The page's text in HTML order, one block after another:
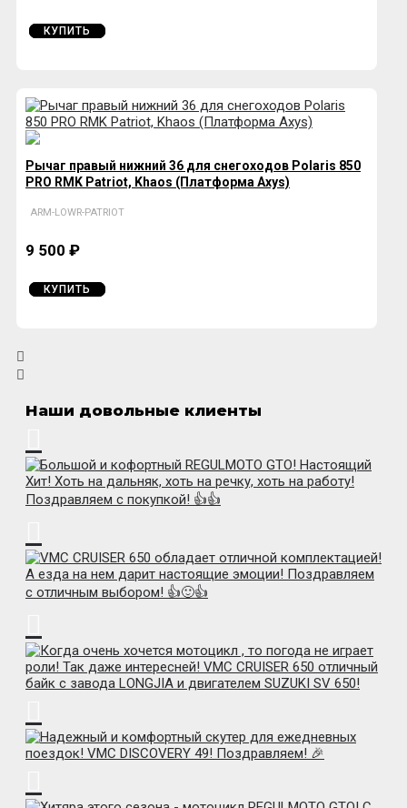
КУПИТЬ
Рычаг правый нижний 36 для снегоходов Polaris 850
PRO RMK Patriot, Khaos (Платформа Axys)
ARM-LOWR-PATRIOT
9 500 ₽
КУПИТЬ
Наши довольные клиенты